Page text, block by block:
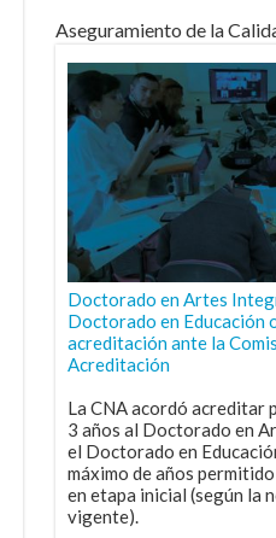
Aseguramiento de la
Doctorado en Artes
Doctorado en Educación
acreditación ante la
Acreditación
La CNA acordó acreditar
3 años al Doctorado en
el Doctorado en
máximo de años
en etapa inicial (según la
vigente).